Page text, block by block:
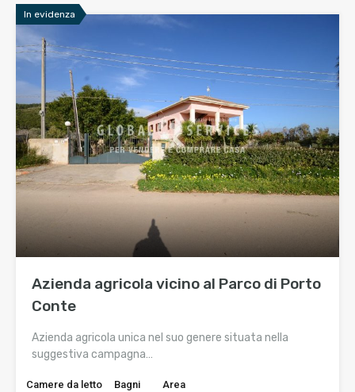
In evidenza
Azienda agricola vicino al Parco di Porto
Conte
Azienda agricola unica nel suo genere situata nella
suggestiva campagna…
Camere da letto
Bagni
Area